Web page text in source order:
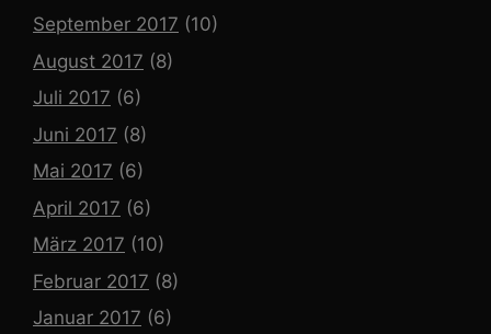
September 2017 (10)
August 2017 (8)
Juli 2017 (6)
Juni 2017 (8)
Mai 2017 (6)
April 2017 (6)
März 2017 (10)
Februar 2017 (8)
Januar 2017 (6)